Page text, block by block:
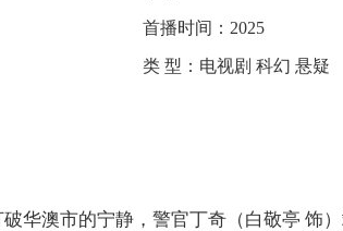
首播时间： 2025
类 型： 电视剧 科幻 悬疑
华澳市的宁静，警官丁奇（白敬亭 饰